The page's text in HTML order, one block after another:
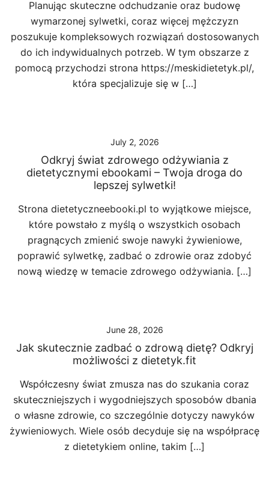
Planując skuteczne odchudzanie oraz budowę
wymarzonej sylwetki, coraz więcej mężczyzn
poszukuje kompleksowych rozwiązań dostosowanych
do ich indywidualnych potrzeb. W tym obszarze z
pomocą przychodzi strona https://meskidietetyk.pl/,
która specjalizuje się w […]
July 2, 2026
Odkryj świat zdrowego odżywiania z
dietetycznymi ebookami – Twoja droga do
lepszej sylwetki!
Strona dietetyczneebooki.pl to wyjątkowe miejsce,
które powstało z myślą o wszystkich osobach
pragnących zmienić swoje nawyki żywieniowe,
poprawić sylwetkę, zadbać o zdrowie oraz zdobyć
nową wiedzę w temacie zdrowego odżywiania. […]
June 28, 2026
Jak skutecznie zadbać o zdrową dietę? Odkryj
możliwości z dietetyk.fit
Współczesny świat zmusza nas do szukania coraz
skuteczniejszych i wygodniejszych sposobów dbania
o własne zdrowie, co szczególnie dotyczy nawyków
żywieniowych. Wiele osób decyduje się na współpracę
z dietetykiem online, takim […]